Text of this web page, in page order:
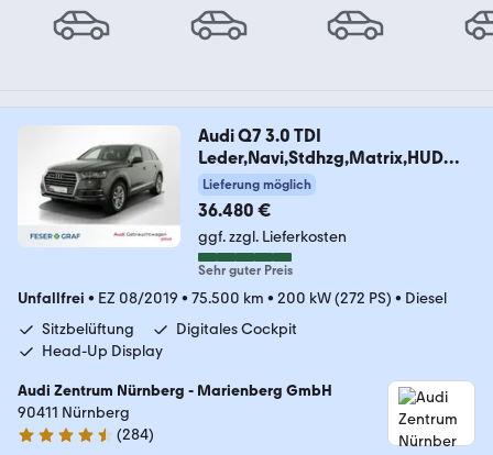
Audi Q7 3.0 TDI
Leder,Navi,Stdhzg,Matrix,HUD
Nachtrad
Lieferung möglich
36.480 €
ggf. zzgl. Lieferkosten
Sehr guter Preis
Unfallfrei • EZ 08/2019 • 75.500 km • 200 kW (272 PS) • Diesel
Sitzbelüftung
Digitales Cockpit
Head-Up Display
Audi Zentrum Nürnberg - Marienberg GmbH
90411 Nürnberg
4.6 Sterne
(284)